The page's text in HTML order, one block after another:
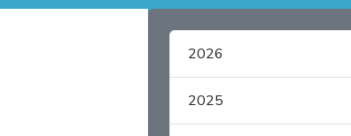
2026
2025